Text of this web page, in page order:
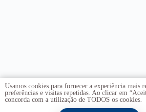
Usamos cookies para fornecer a experiência mais
preferências e visitas repetidas. Ao clicar em
concorda com a utilização de TODOS os cookies.